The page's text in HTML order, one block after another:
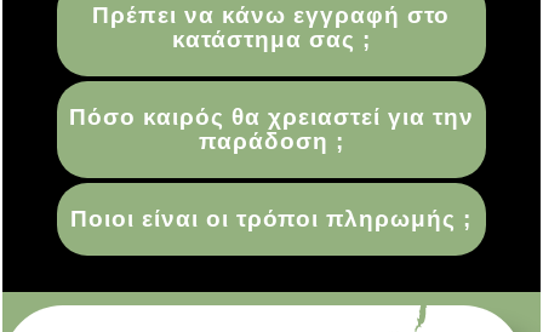
Πρέπει να κάνω εγγραφή στο
κατάστημα σας ;
Πόσο καιρός θα χρειαστεί για την
παράδοση ;
Ποιοι είναι οι τρόποι πληρωμής ;